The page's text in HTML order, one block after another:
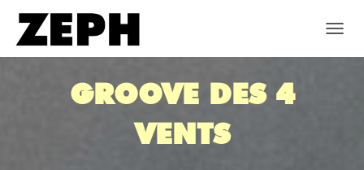
GROOVE DES 4
VENTS